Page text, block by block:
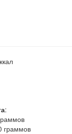
ккал
:
граммов